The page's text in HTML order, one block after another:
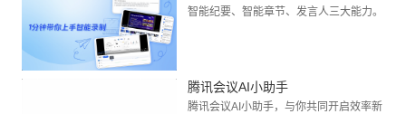
智能纪要、智能章节、发言人三大能力。
腾讯会议AI小助手
腾讯会议AI小助手，与你共同开启效率新